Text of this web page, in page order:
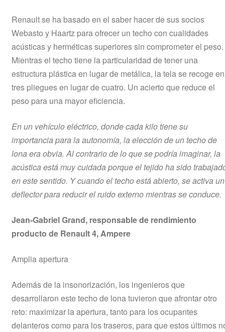
Renault se ha basado en el saber hacer de sus socios
Webasto y Haartz para ofrecer un techo con cualidades
acústicas y herméticas superiores sin comprometer el peso.
Mientras el techo tiene la particularidad de tener una
estructura plástica en lugar de metálica, la tela se recoge en
tres pliegues en lugar de cuatro. Un acierto que reduce el
peso para una mayor eficiencia.
En un vehículo eléctrico, donde cada kilo tiene su
importancia para la autonomía, la elección de un techo de
lona era obvia. Al contrario de lo que se podría imaginar, la
acústica está muy cuidada porque el tejido ha sido
en este sentido. Y cuando el techo está abierto, se activa un
deflector para reducir el ruido externo mientras se conduce.
Jean-Gabriel Grand, responsable de rendimiento
producto de Renault 4, Ampere
Amplia apertura
Además de la insonorización, los ingenieros que
desarrollaron este techo de lona tuvieron que afrontar otro
reto: maximizar la apertura, tanto para los ocupantes
delanteros como para los traseros, para que estos últimos